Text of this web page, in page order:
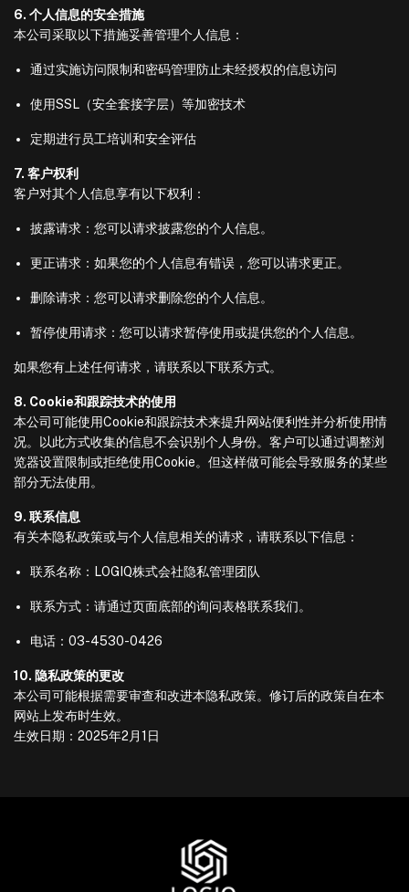
6. 个人信息的安全措施
本公司采取以下措施妥善管理个人信息：
通过实施访问限制和密码管理防止未经授权的信息访问
使用SSL（安全套接字层）等加密技术
定期进行员工培训和安全评估
7. 客户权利
客户对其个人信息享有以下权利：
披露请求：您可以请求披露您的个人信息。
更正请求：如果您的个人信息有错误，您可以请求更正。
删除请求：您可以请求删除您的个人信息。
暂停使用请求：您可以请求暂停使用或提供您的个人信息。
如果您有上述任何请求，请联系以下联系方式。
8. Cookie和跟踪技术的使用
本公司可能使用Cookie和跟踪技术来提升网站便利性并分析使用情
况。以此方式收集的信息不会识别个人身份。客户可以通过调整浏
览器设置限制或拒绝使用Cookie。但这样做可能会导致服务的某些
部分无法使用。
9. 联系信息
有关本隐私政策或与个人信息相关的请求，请联系以下信息：
联系名称：LOGIQ株式会社隐私管理团队
联系方式：请通过页面底部的询问表格联系我们。
电话：03-4530-0426
10. 隐私政策的更改
本公司可能根据需要审查和改进本隐私政策。修订后的政策自在本
网站上发布时生效。
生效日期：2025年2月1日